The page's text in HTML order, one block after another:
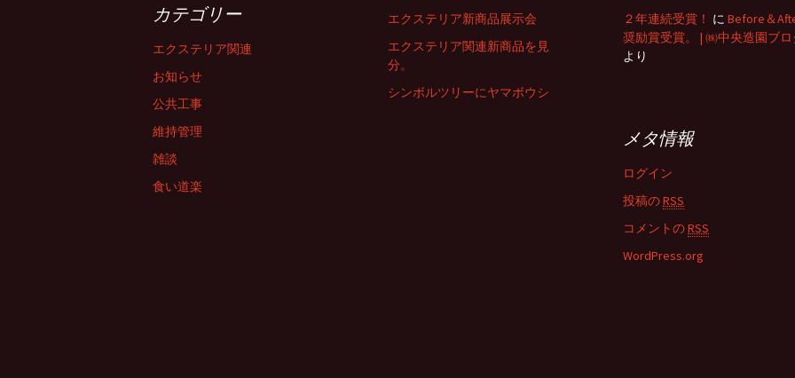
エクステリア新商品展示会
エクステリア関連新商品を見
分。
シンボルツリーにヤマボウシ
２年連続受賞！ に Before＆
奨励賞受賞。 | ㈱中央造園ブ
より
カテゴリー
エクステリア関連
お知らせ
公共工事
維持管理
雑談
食い道楽
メタ情報
ログイン
投稿のRSS
コメントのRSS
WordPress.org